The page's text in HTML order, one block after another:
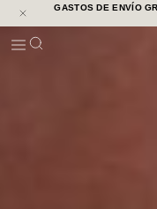
GASTOS DE ENVÍO
NOVEDADES